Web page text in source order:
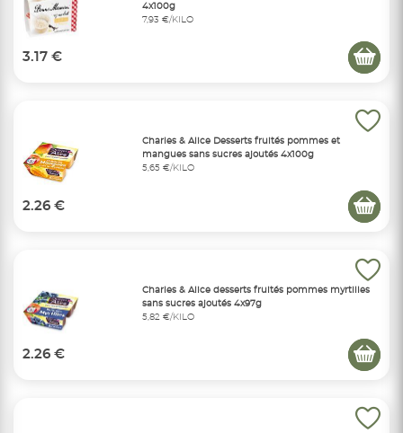
4x100g
7,93 €/KILO
3.17 €
Charles & Alice Desserts fruités pommes et
mangues sans sucres ajoutés 4x100g
5,65 €/KILO
2.26 €
Charles & Alice desserts fruités pommes myrtilles
sans sucres ajoutés 4x97g
5,82 €/KILO
2.26 €